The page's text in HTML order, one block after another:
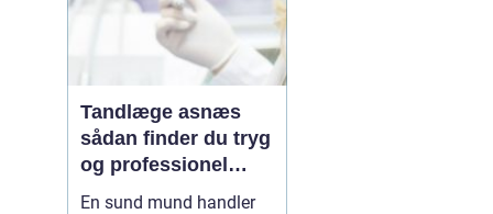
Tandlæge asnæs
sådan finder du tryg
og professionel
tandpleje
En sund mund handler